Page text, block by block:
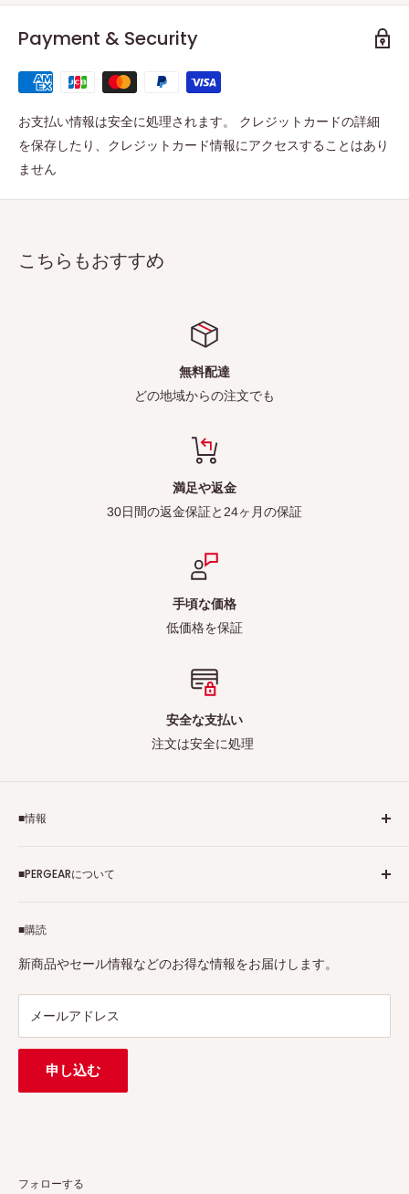
Payment & Security
お支払い情報は安全に処理されます。 クレジットカードの詳細
を保存したり、クレジットカード情報にアクセスすることはあり
ません
こちらもおすすめ
無料配達
どの地域からの注文でも
満足や返金
30日間の返金保証と24ヶ月の保証
手頃な価格
低価格を保証
安全な支払い
注文は安全に処理
■購読
新商品やセール情報などのお得な情報をお届けします。
メールアドレス
申し込む
■情報
個人情報保護方針
Tax-free
特定商取引法に基づく表示
■PERGEARについて
7Artisans、FIMIなど各撮影機材ブランドの正規代理店です。
プロ、アマチュアを問わず、さまざまな撮影製品を取り揃え
連絡先： support@pergear.co.jp
フォローする